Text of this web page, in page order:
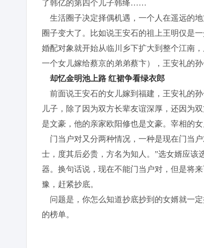
了韩亿的第四个儿子韩绛……
生活圈子决定择偶机遇，一个人在遥远的
圈子变大了。比如说王安石的祖上王明仅是
婚配对象就开始从临川乡下扩大到整个江南
一个女儿嫁给蔡京的弟弟蔡卞），王安礼的
却忆金明池上路 红裙争看绿衣郎
前面说王安石的女儿嫁到福建，王安礼的
儿子，除了因为双方长辈友谊深厚，还因为
是文豪，他的亲家欧阳修也是文豪。宰相的
门当户对又分两种情况，一种是现在门当
士，度其后必贵，方名为知人。”选女婿应
器。换句话说，现在不能门当户对，但是将
豫，赶紧抄底。
问题是，你怎么知道抄底抄到的女婿就一
的榜单。